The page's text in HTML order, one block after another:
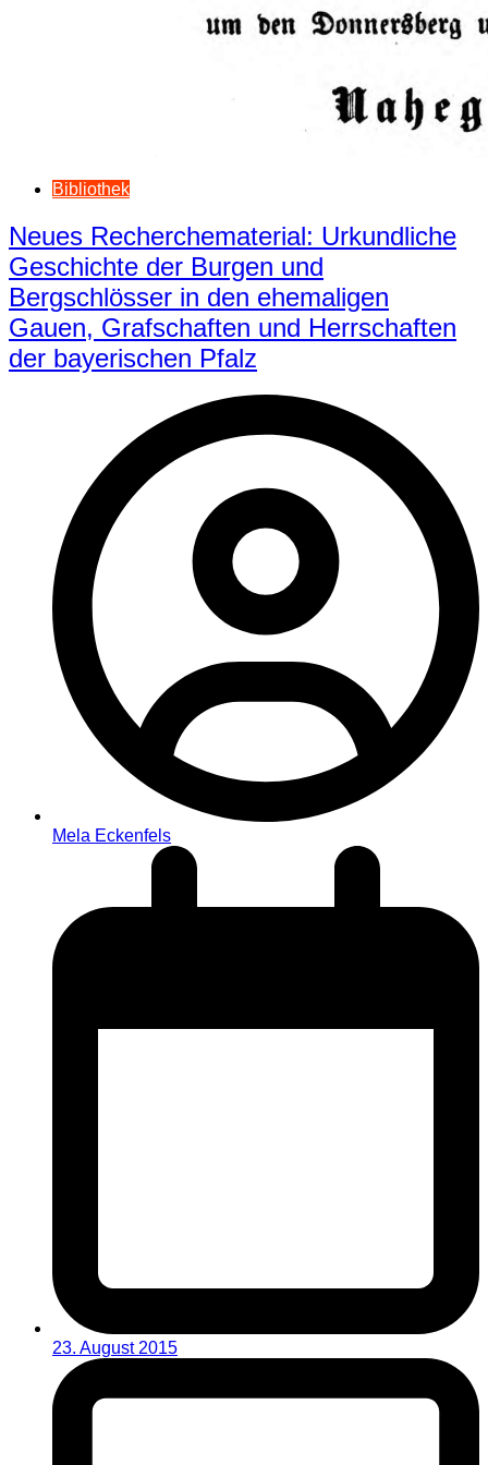
Bibliothek
Neues Recherchematerial: Urkundliche
Geschichte der Burgen und
Bergschlösser in den ehemaligen
Gauen, Grafschaften und Herrschaften
der bayerischen Pfalz
Mela Eckenfels
23. August 2015